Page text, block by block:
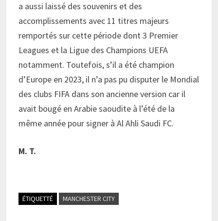
a aussi laissé des souvenirs et des
accomplissements avec 11 titres majeurs
remportés sur cette période dont 3 Premier
Leagues et la Ligue des Champions UEFA
notamment. Toutefois, s’il a été champion
d’Europe en 2023, il n’a pas pu disputer le Mondial
des clubs FIFA dans son ancienne version car il
avait bougé en Arabie saoudite à l’été de la
même année pour signer à Al Ahli Saudi FC.
M. T.
ÉTIQUETTÉ MANCHESTER CITY